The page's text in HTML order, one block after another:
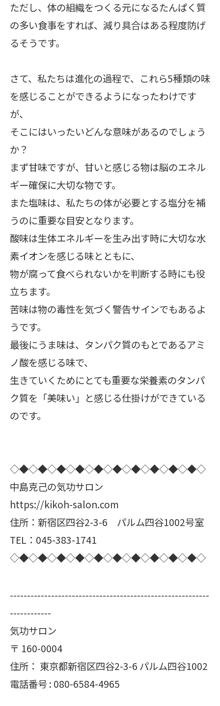
ただし、体の組織をつくる元になるたんぱく質
の多い食事をすれば、減り具合はある程度防げ
るそうです。
さて、私たちは進化の過程で、これら5種類の味
を感じることができるようになったわけです
が、
そこにはいったいどんな意味があるのでしょう
か？
まず甘味ですが、甘いと感じる物は脳のエネル
ギー確保に大切な物です。
また塩味は、私たちの体が必要とする塩分を補
うのに重要な目安となります。
酸味は生体エネルギーを生み出す時に大切な水
素イオンを感じる味とともに、
物が腐って食べられないかを判断する時にも役
立ちます。
苦味は物の毒性を気づく警告サインでもあるよ
うです。
最後にうま味は、タンパク質のもとであるアミ
ノ酸を感じる味で、
生きていくためにとても重要な栄養素のタンパ
ク質を「美味い」と感じる仕掛けができている
のです。
◇◆◇◆◇◆◇◆◇◆◇◆◇◆◇◆◇◆◇◆◇
中島克己の気功サロン
https://kikoh-salon.com
住所：新宿区四谷2-3-6 パルム四谷1002号室
TEL：045-383-1741
◇◆◇◆◇◆◇◆◇◆◇◆◇◆◇◆◇◆◇◆◇
----------------------------------------------------------
------------
気功サロン
〒 160-0004
住所： 東京都新宿区四谷2-3-6 パルム四谷1002
電話番号 : 080-6584-4965